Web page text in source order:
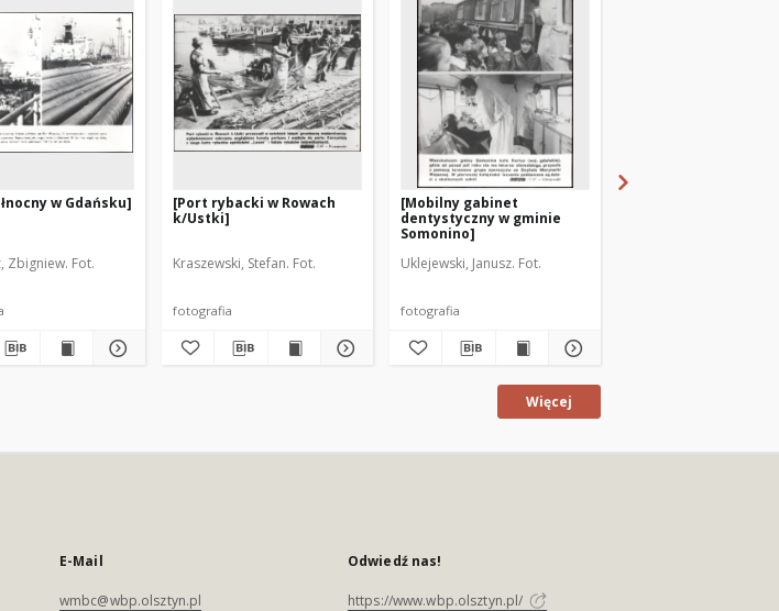
w Gdańsku]
Zbigniew. Fot.
[Port rybacki w Rowach
k/Ustki]
Kraszewski, Stefan. Fot.
fotografia
[Mobilny gabinet
dentystyczny w gminie
Somonino]
Uklejewski, Janusz. Fot.
fotografia
Więcej
E-Mail
wmbc@wbp.olsztyn.pl
Odwiedź nas!
https://www.wbp.olsztyn.pl/